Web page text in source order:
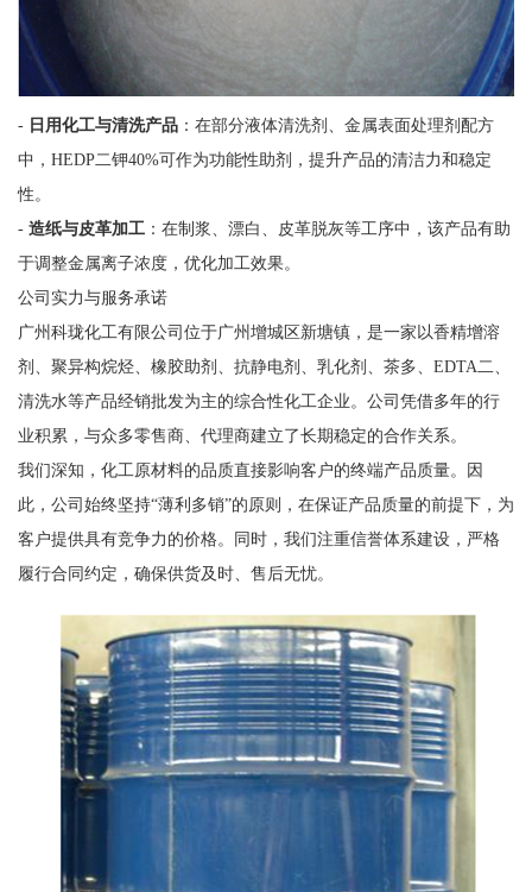
- 日用化工与清洗产品：在部分液体清洗剂、金属表面处理剂配方
中，HEDP二钾40%可作为功能性助剂，提升产品的清洁力和稳定
性。
- 造纸与皮革加工：在制浆、漂白、皮革脱灰等工序中，该产品有助
于调整金属离子浓度，优化加工效果。
公司实力与服务承诺
广州科珑化工有限公司位于广州增城区新塘镇，是一家以香精增溶
剂、聚异构烷烃、橡胶助剂、抗静电剂、乳化剂、茶多、EDTA二、
清洗水等产品经销批发为主的综合性化工企业。公司凭借多年的行
业积累，与众多零售商、代理商建立了长期稳定的合作关系。
我们深知，化工原材料的品质直接影响客户的终端产品质量。因
此，公司始终坚持“薄利多销”的原则，在保证产品质量的前提下，为
客户提供具有竞争力的价格。同时，我们注重信誉体系建设，严格
履行合同约定，确保供货及时、售后无忧。